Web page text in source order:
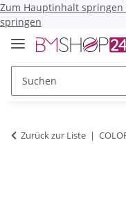
Zum Hauptinhalt springen
springen
Zurück zur Liste